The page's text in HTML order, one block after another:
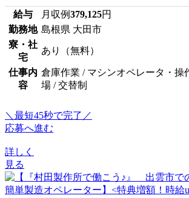
給与 月収例379,125円
勤務地 島根県 大田市
寮・社
宅
あり（無料）
仕事内
容
倉庫作業 / マシンオペレータ・操
場 / 交替制
＼最短45秒で完了／
応募へ進む
詳しく
見る